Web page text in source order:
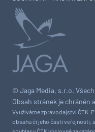
© Jaga Media, s.r.o.
Obsah stránek je chráněn
Využíváme zpravodajství ČTK.
obsahu či jeho části veřejnosti,